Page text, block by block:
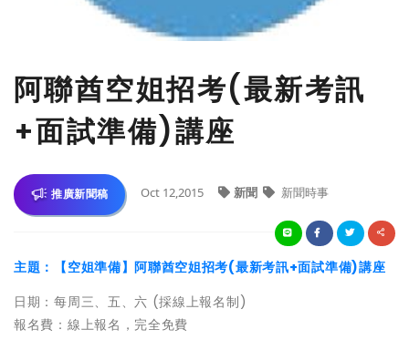
阿聯酋空姐招考(最新考訊
+面試準備)講座
推廣新聞稿 Oct 12,2015 新聞 新聞時事
主題：【空姐準備】阿聯酋空姐招考(最新考訊+面試準備)講座
日期：每周三、五、六 (採線上報名制)
報名費：線上報名，完全免費